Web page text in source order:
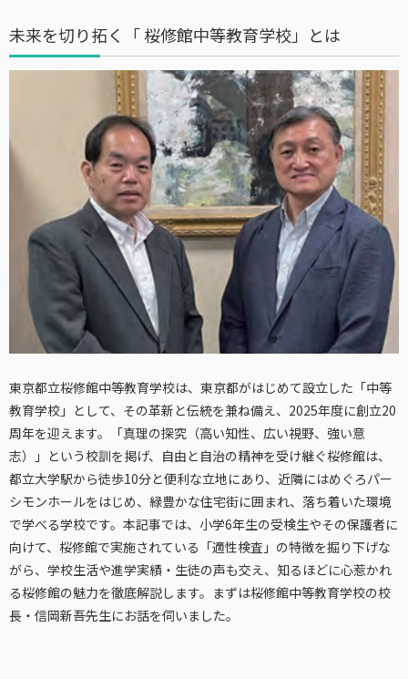
未来を切り拓く「 桜修館中等教育学校」とは
東京都立桜修館中等教育学校は、東京都がはじめて設立した「中等
教育学校」として、その革新と伝統を兼ね備え、2025年度に創立20
周年を迎えます。「真理の探究（高い知性、広い視野、強い意
志）」という校訓を掲げ、自由と自治の精神を受け継ぐ桜修館は、
都立大学駅から徒歩10分と便利な立地にあり、近隣にはめぐろパー
シモンホールをはじめ、緑豊かな住宅街に囲まれ、落ち着いた環境
で学べる学校です。本記事では、小学6年生の受検生やその保護者に
向けて、桜修館で実施されている「適性検査」の特徴を掘り下げな
がら、学校生活や進学実績・生徒の声も交え、知るほどに心惹かれ
る桜修館の魅力を徹底解説します。まずは桜修館中等教育学校の校
長・信岡新吾先生にお話を伺いました。